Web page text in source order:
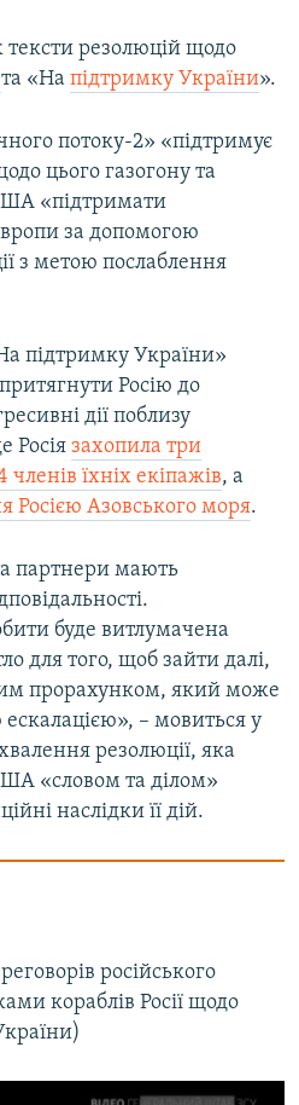
резолюцій щодо
та «На підтримку України».
потоку-2» «підтримує
цього газогону та
«підтримати
за допомогою
з метою послаблення
підтримку України»
Росію до
дії поблизу
Росія захопила три
членів їхніх екіпажів, а
Росією Азовського моря.
партнери мають
буде витлумачена
для того, щоб зайти далі,
прорахунком, який може
– мовиться у
резолюції, яка
«словом та ділом»
наслідки її дій.
російського
кораблів Росії щодо